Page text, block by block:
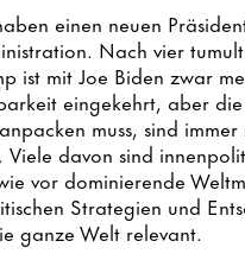
einen neuen
Nach vier
ist mit Joe Biden zwar
eingekehrt, aber
muss, sind
Viele davon sind
vor dominierende
Strategien und
ganze Welt relevant.